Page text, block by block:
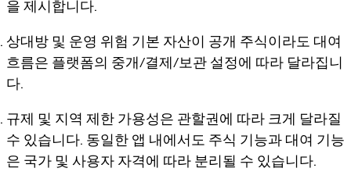
을 제시합니다.
상대방 및 운영 위험 기본 자산이 공개 주식이라도 대여
흐름은 플랫폼의 중개/결제/보관 설정에 따라 달라집니
다.
규제 및 지역 제한 가용성은 관할권에 따라 크게 달라질
수 있습니다. 동일한 앱 내에서도 주식 기능과 대여 기능
은 국가 및 사용자 자격에 따라 분리될 수 있습니다.